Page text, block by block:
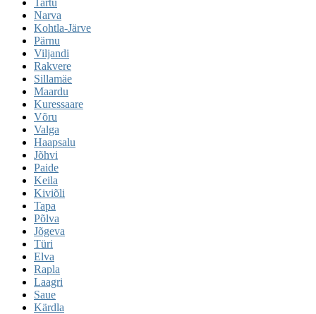
Narva
Kohtla-Järve
Pärnu
Viljandi
Rakvere
Sillamäe
Maardu
Kuressaare
Võru
Valga
Haapsalu
Jõhvi
Paide
Keila
Kiviõli
Tapa
Põlva
Jõgeva
Türi
Elva
Rapla
Laagri
Saue
Kärdla